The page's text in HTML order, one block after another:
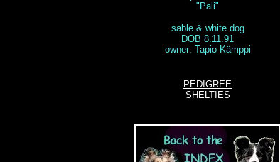
"Pali"
sable & white dog
DOB 8.11.91
owner: Tapio Kämppi
PEDIGREE
SHELTIES